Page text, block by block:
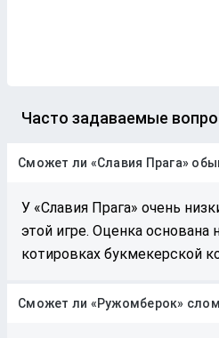
Часто задаваемые
Сможет ли «Славия Прага»
У «Славия Прага» очень
этой игре. Оценка основана
котировках букмекерской
Сможет ли «Ружомберок»